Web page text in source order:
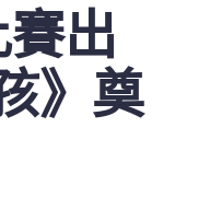
出
》奠